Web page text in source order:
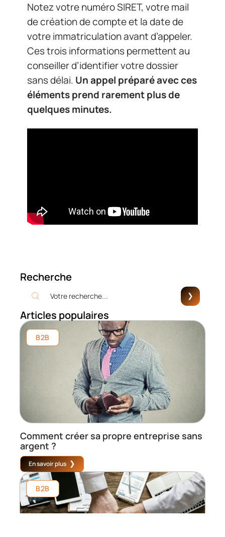
Notez votre numéro SIRET, votre mail
de création de compte et la date de
votre immatriculation avant d’appeler.
Ces trois informations permettent au
conseiller d’identifier votre dossier
sans délai. Un appel préparé avec ces
éléments prend rarement plus de
quelques minutes.
Recherche
Articles populaires
B2B
Comment créer sa propre entreprise sans
argent ?
En savoir plus
B2B